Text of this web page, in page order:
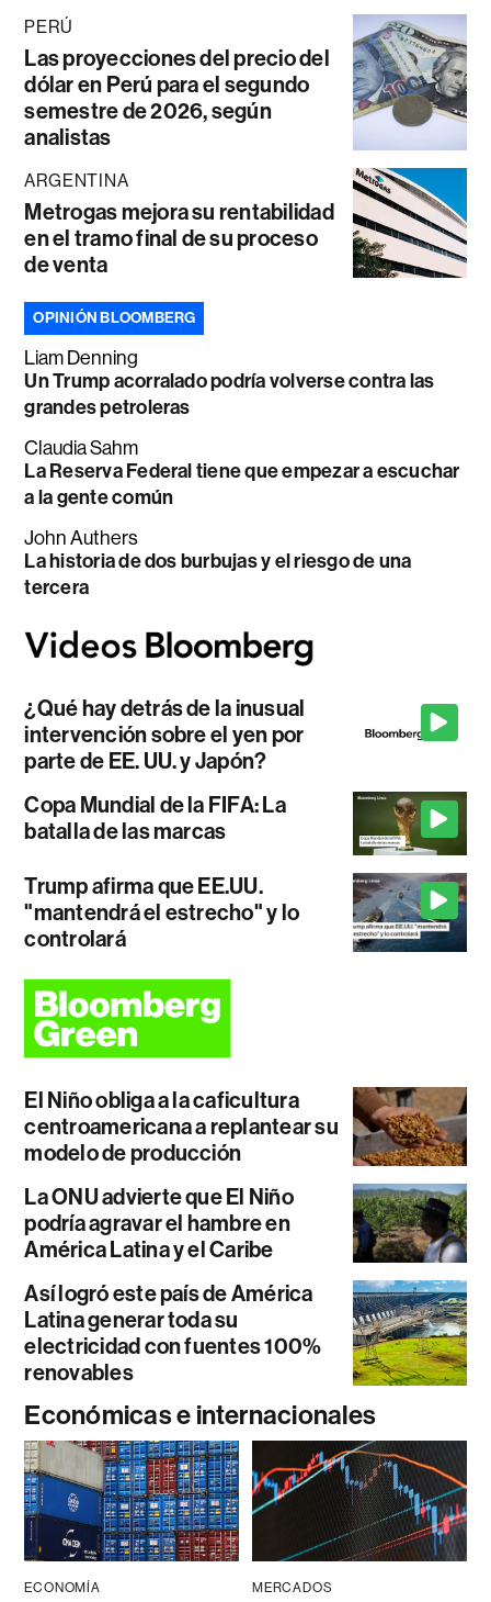
PERÚ
Las proyecciones del precio del
dólar en Perú para el segundo
semestre de 2026, según
analistas
ARGENTINA
Metrogas mejora su rentabilidad
en el tramo final de su proceso
de venta
OPINIÓN BLOOMBERG
Liam Denning
Un Trump acorralado podría volverse contra las
grandes petroleras
Claudia Sahm
La Reserva Federal tiene que empezar a escuchar
a la gente común
John Authers
La historia de dos burbujas y el riesgo de una
tercera
¿Qué hay detrás de la inusual
intervención sobre el yen por
parte de EE. UU. y Japón?
Copa Mundial de la FIFA: La
batalla de las marcas
Trump afirma que EE.UU.
"mantendrá el estrecho" y lo
controlará
El Niño obliga a la caficultura
centroamericana a replantear su
modelo de producción
La ONU advierte que El Niño
podría agravar el hambre en
América Latina y el Caribe
Así logró este país de América
Latina generar toda su
electricidad con fuentes 100%
renovables
Económicas e internacionales
ECONOMÍA MERCADOS